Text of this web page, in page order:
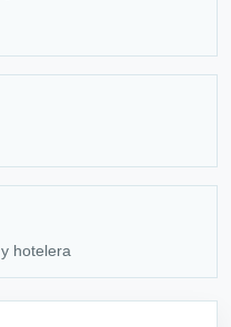
hotelera